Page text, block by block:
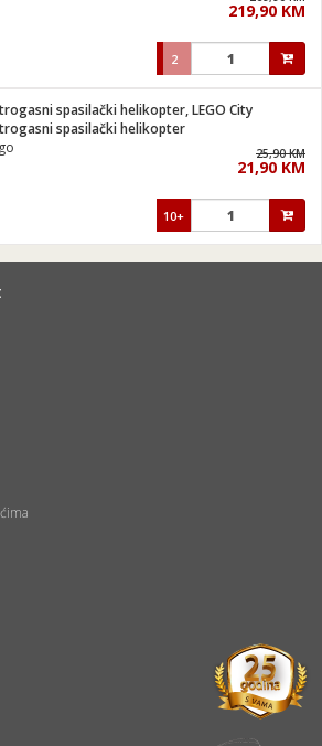
219,90 KM
2
spasilački helikopter, LEGO City
spasilački helikopter
25,90 KM
21,90 KM
10+